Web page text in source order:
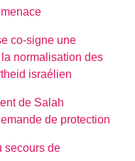
co-signe une
normalisation des
israélien
de Salah
de protection
secours de